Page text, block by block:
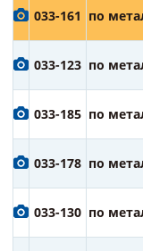
033-161 по
033-123 по
033-185 по
033-178 по
033-130 по